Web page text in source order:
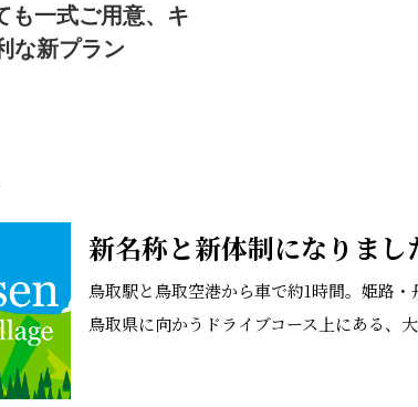
新名称と新体制になりまし
鳥取駅と鳥取空港から車で約1時間。姫路
鳥取県に向かうドライブコース上にある、